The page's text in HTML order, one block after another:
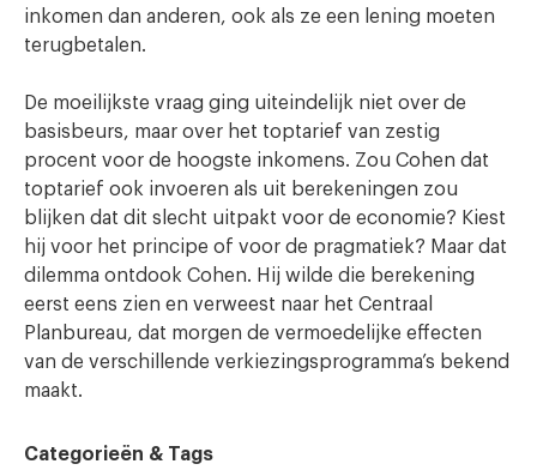
inkomen dan anderen, ook als ze een lening moeten
terugbetalen.
De moeilijkste vraag ging uiteindelijk niet over de
basisbeurs, maar over het toptarief van zestig
procent voor de hoogste inkomens. Zou Cohen dat
toptarief ook invoeren als uit berekeningen zou
blijken dat dit slecht uitpakt voor de economie? Kiest
hij voor het principe of voor de pragmatiek? Maar dat
dilemma ontdook Cohen. Hij wilde die berekening
eerst eens zien en verweest naar het Centraal
Planbureau, dat morgen de vermoedelijke effecten
van de verschillende verkiezingsprogramma’s bekend
maakt.
Categorieën & Tags